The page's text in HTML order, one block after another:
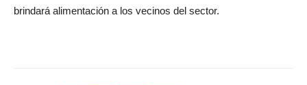
brindará alimentación a los vecinos del sector.